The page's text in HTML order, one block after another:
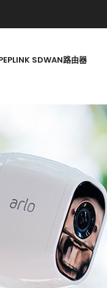
SDWAN路由器